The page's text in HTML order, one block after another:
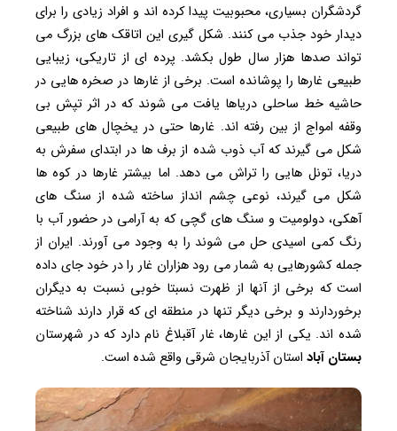
گردشگران بسیاری، محبوبیت پیدا کرده اند و افراد زیادی را برای
دیدار خود جذب می کنند. شکل گیری این اتاقک های بزرگ می
تواند صدها هزار سال طول بکشد. پرده ای از تاریکی، زیبایی
طبیعی غارها را پوشانده است. برخی از غارها در صخره هایی در
حاشیه خط ساحلی دریاها یافت می شوند که در اثر تپش بی
وقفه امواج از بین رفته اند. غارها حتی در یخچال های طبیعی
شکل می گیرند که آب ذوب شده از برف ها در ابتدای سفرش به
دریا، تونل هایی را تراش می دهد. اما بیشتر غارها در کوه ها
شکل می گیرند، نوعی چشم انداز ساخته شده از سنگ های
آهکی، دولومیت و سنگ های گچی که به آرامی در حضور آب با
رنگ کمی اسیدی حل می شوند را به وجود می آورند. ایران از
جمله کشورهایی به شمار می رود هزاران غار را در خود جای داده
است که برخی از آنها از ظهرت نسبتا خوبی نسبت به دیگران
برخوردارند و برخی دیگر تنها در منطقه ای که قرار دارند شناخته
شده اند. یکی از این غارها، غار آقبلاغ نام دارد که در شهرستان
بستان آباد استان آذربایجان شرقی واقع شده است.